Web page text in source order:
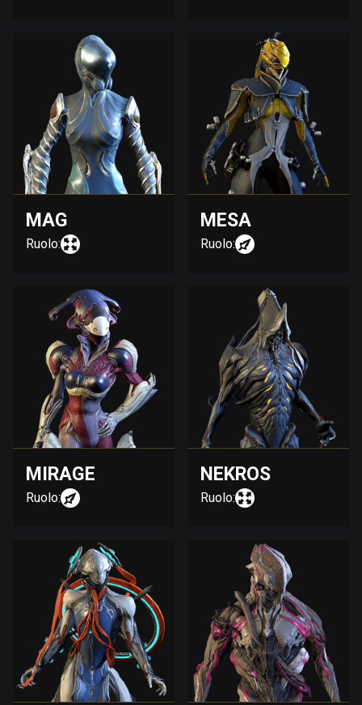
MAG
Ruolo:
MESA
Ruolo:
MIRAGE
Ruolo:
NEKROS
Ruolo: